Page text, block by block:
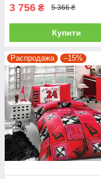
3 756 ₴ 5 366 ₴
Купити
Распродажа –15%